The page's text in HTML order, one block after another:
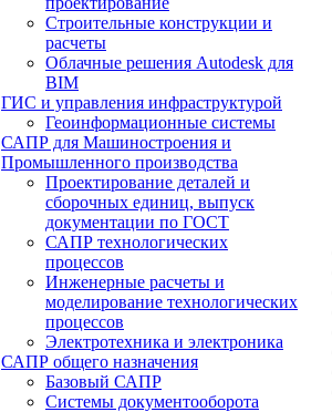
Строительные конструкции и
расчеты
Облачные решения Autodesk для
BIM
ГИС и управления инфраструктурой
Геоинформационные системы
САПР для Машиностроения и
Промышленного производства
Проектирование деталей и
сборочных единиц, выпуск
документации по ГОСТ
САПР технологических
процессов
Инженерные расчеты и
моделирование технологических
процессов
Электротехника и электроника
САПР общего назначения
Базовый САПР
Системы документооборота